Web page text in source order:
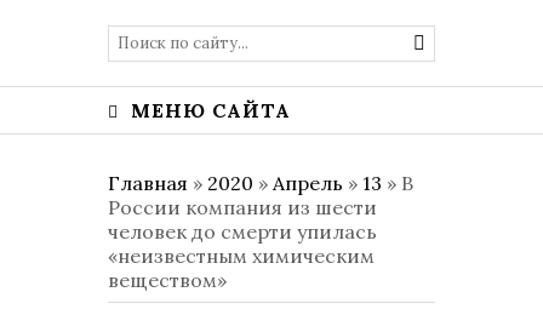
МЕНЮ САЙТА
Главная » 2020 » Апрель » 13 » В
России компания из шести
человек до смерти упилась
«неизвестным химическим
веществом»